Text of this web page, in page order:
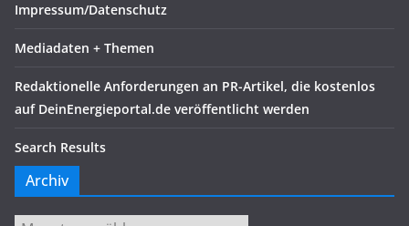
Impressum/Datenschutz
Mediadaten + Themen
Redaktionelle Anforderungen an PR-Artikel, die kostenlos
auf DeinEnergieportal.de veröffentlicht werden
Search Results
Archiv